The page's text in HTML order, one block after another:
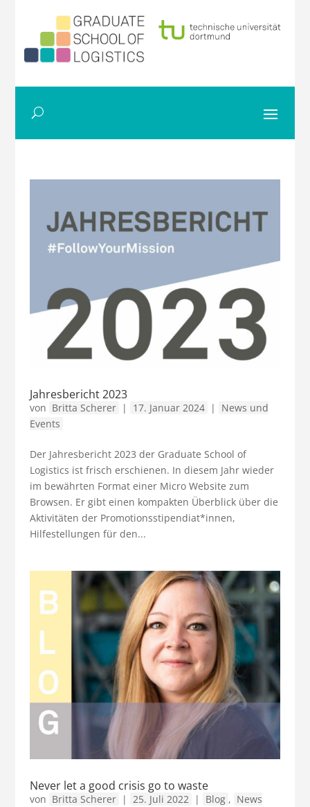
Jahresbericht 2023
von Britta Scherer | 17. Januar 2024 |
News und
Events
Der Jahresbericht 2023 der Graduate School of
Logistics ist frisch erschienen. In diesem Jahr wieder
im bewährten Format einer Micro Website zum
Browsen. Er gibt einen kompakten Überblick über die
Aktivitäten der Promotionsstipendiat*innen,
Hilfestellungen für den...
Never let a good crisis go to waste
von Britta Scherer | 25. Juli 2022 | Blog , News